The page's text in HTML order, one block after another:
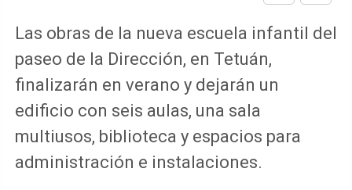
Las obras de la nueva escuela infantil del
paseo de la Dirección, en Tetuán,
finalizarán en verano y dejarán un
edificio con seis aulas, una sala
multiusos, biblioteca y espacios para
administración e instalaciones.